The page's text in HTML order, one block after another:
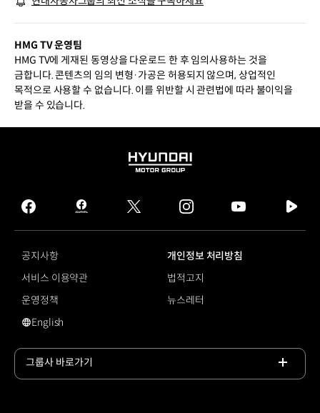
HMG TV 운영팀
HMG TV에 게재된 동영상을 다운로드 한 후 임의사용하는 것을
금합니다. 콘텐츠의 임의 변형·가공은 허용되지 않으며, 상업적인
목적으로 사용할 수 없습니다. 이를 위반할 시 관련법에 따라 불이익을
받을 수 있습니다.
HYUNDAI
GROUP
facebook
hmg
journal
twitter instagram
tv
공지사항
개인정보 처리방침
서비스 이용약관
법적고지
운영정책
뉴스레터
영문 사이트로 이동
English
그룹사 바로가기